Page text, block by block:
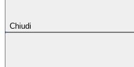
Chiudi